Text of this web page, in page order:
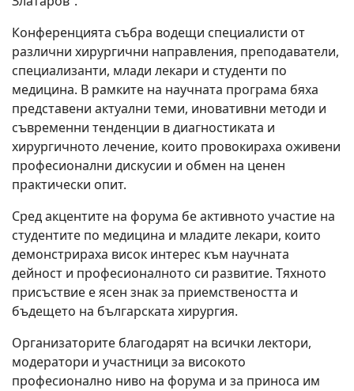
Бургас бе домакин на третото издание на научната
конференция „Бургаски хирургични дни“ – форум,
който все по-уверено се утвърждава като едно от
значимите събития за хирургичната общност в
България.
Събитието се проведе по инициатива на
Българското хирургично дружество и МБАЛ „Лайф
Хоспитал“, под патронажа на Община Бургас и
Бургаския държавен университет „Проф. д-р Асен
Златаров“.
Конференцията събра водещи специалисти от
различни хирургични направления, преподаватели,
специализанти, млади лекари и студенти по
медицина. В рамките на научната програма бяха
представени актуални теми, иновативни методи и
съвременни тенденции в диагностиката и
хирургичното лечение, които провокираха оживени
професионални дискусии и обмен на ценен
практически опит.